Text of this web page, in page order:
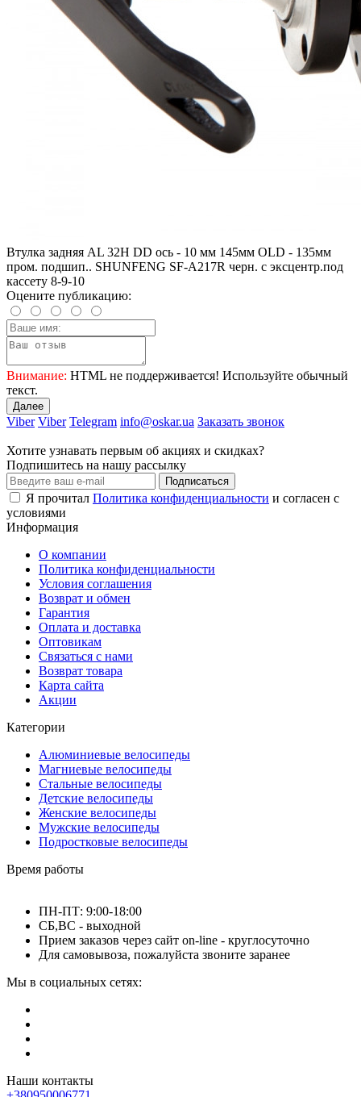
Втулка задняя AL 32H DD ось - 10 мм 145мм OLD - 135мм
пром. подшип.. SHUNFENG SF-A217R черн. с эксцентр.под
кассету 8-9-10
Оцените публикацию:
Внимание: HTML не поддерживается! Используйте обычный
текст.
Далее
Viber Viber Telegram info@oskar.ua Заказать звонок
Хотите узнавать первым об акциях и скидках?
Подпишитесь на нашу рассылку
Подписаться
Я прочитал Политика конфиденциальности и согласен с
условиями
Информация
О компании
Политика конфиденциальности
Условия соглашения
Возврат и обмен
Гарантия
Оплата и доставка
Оптовикам
Связаться с нами
Возврат товара
Карта сайта
Акции
Категории
Алюминиевые велосипеды
Магниевые велосипеды
Стальные велосипеды
Детские велосипеды
Женские велосипеды
Мужские велосипеды
Подростковые велосипеды
Время работы
ПН-ПТ: 9:00-18:00
СБ,ВС - выходной
Прием заказов через сайт on-line - круглосуточно
Для самовывоза, пожалуйста звоните заранее
Мы в социальных сетях:
Наши контакты